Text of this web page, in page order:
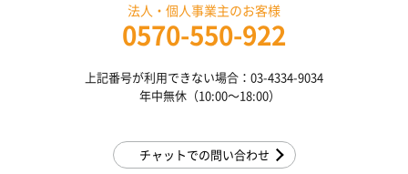
法人・個人事業主のお客様
0570-550-922
上記番号が利用できない場合：03-4334-9034
年中無休（10:00〜18:00）
チャットでの問い合わせ